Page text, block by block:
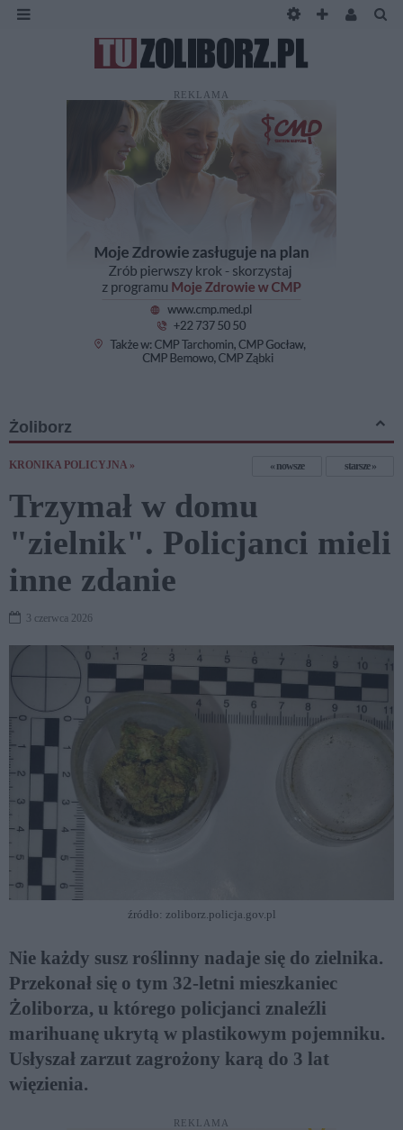
REKLAMA
Żoliborz
KRONIKA POLICYJNA » nowsze starsze
Trzymał w domu
"zielnik". Policjanci mieli
inne zdanie
3 czerwca 2026
źródło: zoliborz.policja.gov.pl
Nie każdy susz roślinny nadaje się do zielnika.
Przekonał się o tym 32-letni mieszkaniec
Żoliborza, u którego policjanci znaleźli
marihuanę ukrytą w plastikowym pojemniku.
Usłyszał zarzut zagrożony karą do 3 lat
więzienia.
REKLAMA